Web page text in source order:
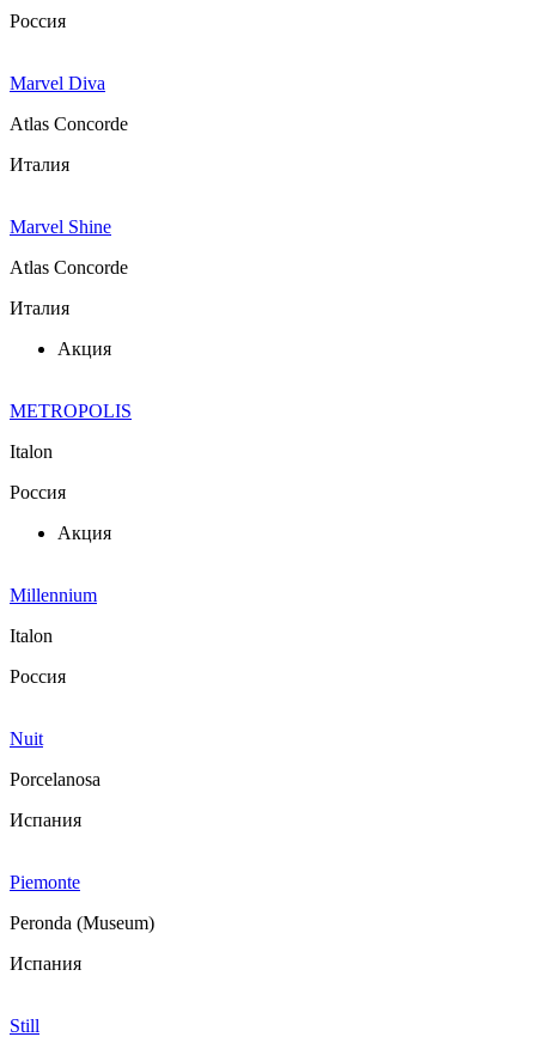
Россия
Marvel Diva
Atlas Concorde
Италия
Marvel Shine
Atlas Concorde
Италия
Акция
METROPOLIS
Italon
Россия
Акция
Millennium
Italon
Россия
Nuit
Porcelanosa
Испания
Piemonte
Peronda (Museum)
Испания
Still